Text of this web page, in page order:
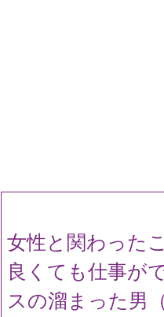
女性と関わった
良くても仕事
スの溜まった男